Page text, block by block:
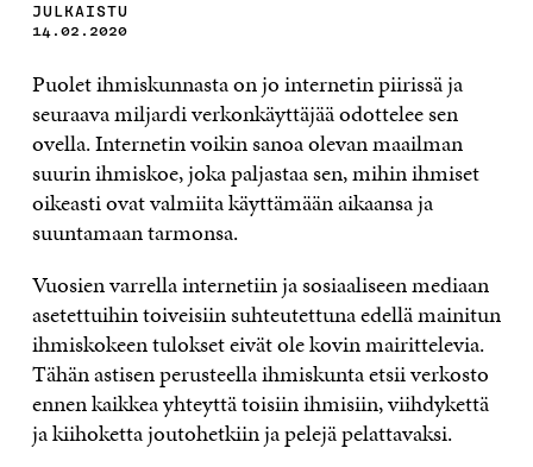
JULKAISTU
14.02.2020
Puolet ihmiskunnasta on jo internetin piirissä ja
seuraava miljardi verkonkäyttäjää odottelee sen
ovella. Internetin voikin sanoa olevan maailman
suurin ihmiskoe, joka paljastaa sen, mihin ihmiset
oikeasti ovat valmiita käyttämään aikaansa ja
suuntamaan tarmonsa.
Vuosien varrella internetiin ja sosiaaliseen mediaan
asetettuihin toiveisiin suhteutettuna edellä mainitun
ihmiskokeen tulokset eivät ole kovin mairittelevia.
Tähän astisen perusteella ihmiskunta etsii verkosto
ennen kaikkea yhteyttä toisiin ihmisiin, viihdykettä
ja kiihoketta joutohetkiin ja pelejä pelattavaksi.